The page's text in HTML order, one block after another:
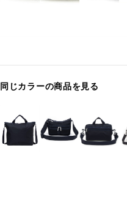
同じカラーの商品を見る